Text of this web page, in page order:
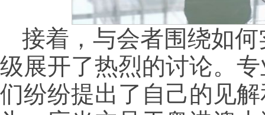
接着，与会者围绕如
级展开了热烈的讨论。
们纷纷提出了自己的见